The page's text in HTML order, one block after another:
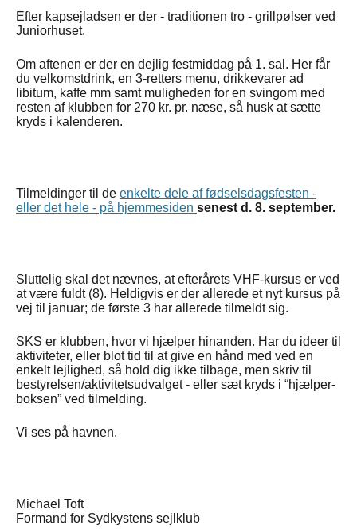
Efter kapsejladsen er der - traditionen tro - grillpølser ved
Juniorhuset.
Om aftenen er der en dejlig festmiddag på 1. sal. Her får
du velkomstdrink, en 3-retters menu, drikkevarer ad
libitum, kaffe mm samt muligheden for en svingom med
resten af klubben for 270 kr. pr. næse, så husk at sætte
kryds i kalenderen.
Tilmeldinger til de enkelte dele af fødselsdagsfesten -
eller det hele - på hjemmesiden senest d. 8. september.
Sluttelig skal det nævnes, at efterårets VHF-kursus er ved
at være fuldt (8). Heldigvis er der allerede et nyt kursus på
vej til januar; de første 3 har allerede tilmeldt sig.
SKS er klubben, hvor vi hjælper hinanden. Har du ideer til
aktiviteter, eller blot tid til at give en hånd med ved en
enkelt lejlighed, så hold dig ikke tilbage, men skriv til
bestyrelsen/aktivitetsudvalget - eller sæt kryds i “hjælper-
boksen” ved tilmelding.
Vi ses på havnen.
Michael Toft
Formand for Sydkystens sejlklub